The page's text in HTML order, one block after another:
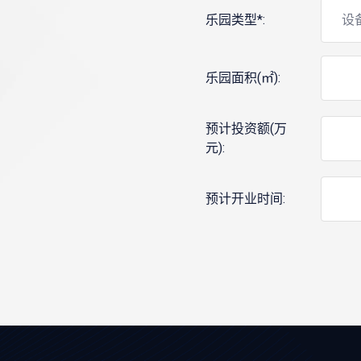
乐园类型*:
乐园面积(㎡):
预计投资额(万
元):
预计开业时间: